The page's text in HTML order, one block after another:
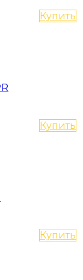
Купить
Купить
Купить